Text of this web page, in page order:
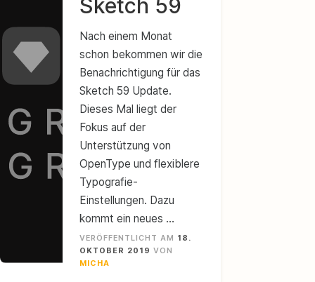
Sketch 59
Nach einem Monat
schon bekommen wir die
Benachrichtigung für das
Sketch 59 Update.
Dieses Mal liegt der
Fokus auf der
Unterstützung von
OpenType und flexiblere
Typografie-
Einstellungen. Dazu
kommt ein neues …
VERÖFFENTLICHT AM
18.
OKTOBER 2019 VON
MICHA